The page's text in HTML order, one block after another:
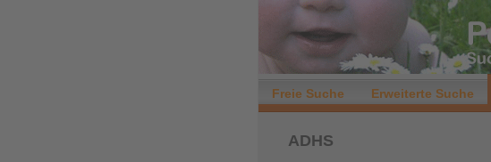
Freie Suche Erweiterte Suche
ADHS